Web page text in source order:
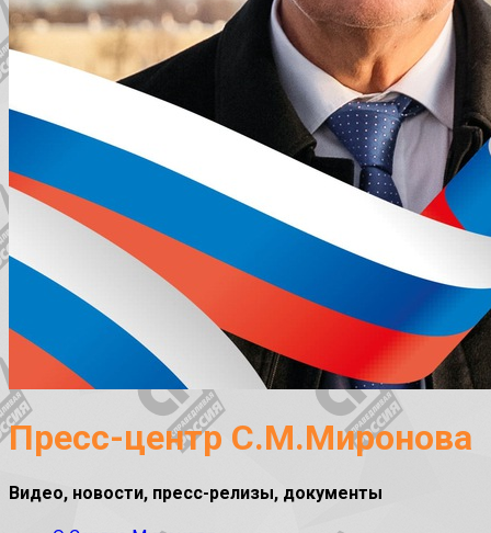
Пресс-центр С.М.Миронова
Видео, новости, пресс-релизы, документы